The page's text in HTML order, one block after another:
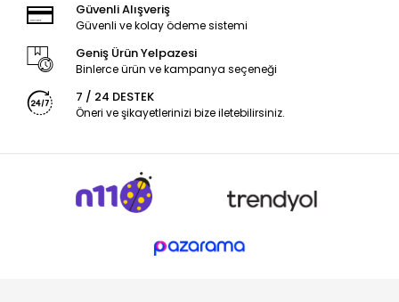
Güvenli Alışveriş
Güvenli ve kolay ödeme sistemi
Geniş Ürün Yelpazesi
Binlerce ürün ve kampanya seçeneği
7 / 24 DESTEK
Öneri ve şikayetlerinizi bize iletebilirsiniz.